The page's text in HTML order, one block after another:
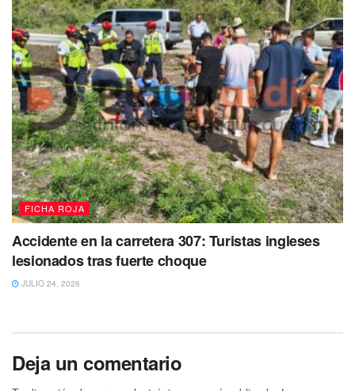
FICHA ROJA
Accidente en la carretera 307: Turistas ingleses
lesionados tras fuerte choque
JULIO 24, 2026
Deja un comentario